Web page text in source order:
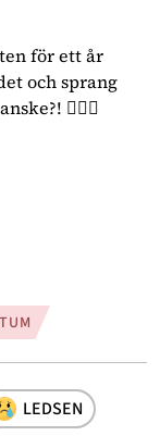
för ett år
och sprang
✊🏻😍
LEDSEN